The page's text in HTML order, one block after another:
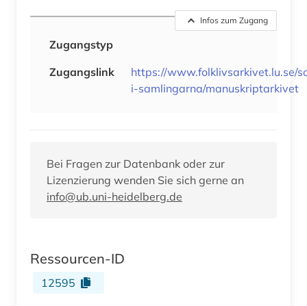
Infos zum Zugang
Zugangstyp
Zugangslink
https://www.folklivsarkivet.lu.se/
i-samlingarna/manuskriptarkivet
Bei Fragen zur Datenbank oder zur
Lizenzierung wenden Sie sich gerne an
info@ub.uni-heidelberg.de
Ressourcen-ID
12595